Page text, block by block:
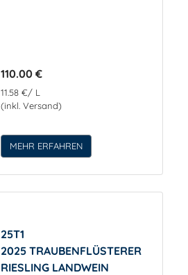
110.00 €
11.58 €/ L
(inkl. Versand)
MEHR ERFAHREN
25T1
2025 TRAUBENFLÜSTERER
RIESLING LANDWEIN